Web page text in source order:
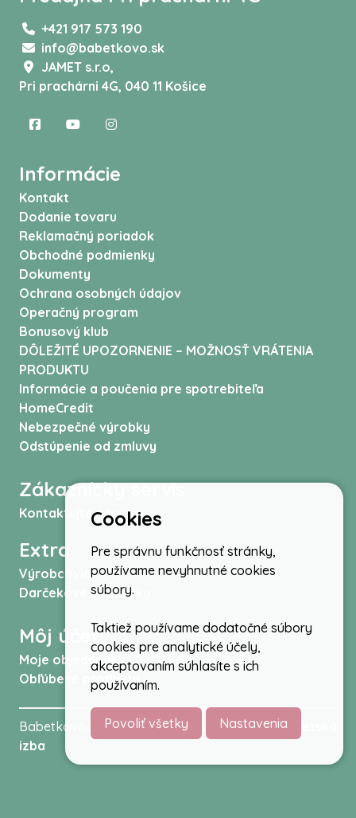
+421 917 573 190
info@babetkovo.sk
JAMET s.r.o,
Pri prachárni 4G, 040 11 Košice
Informácie
Kontakt
Dodanie tovaru
Reklamačný poriadok
Obchodné podmienky
Dokumenty
Ochrana osobných údajov
Operačný program
Bonusový klub
DÔLEŽITÉ UPOZORNENIE – MOŽNOSŤ VRÁTENIA
PRODUKTU
Informácie a poučenia pre spotrebiteľa
HomeCredit
Nebezpečné výrobky
Odstúpenie od zmluvy
Zákaznícky servis
Kontaktujte nás
Extra
Výrobcovia
Darčekové poukážky
Môj účet
Moje objednávky
Obľúbené produkty
Babetkovo.sk © 2026 -Kočíky autosedačky,
izba
Cookies
Pre správnu funkčnosť stránky,
používame nevyhnutné cookies
súbory.
Taktiež používame dodatočné súbory
cookies pre analytické účely,
akceptovaním súhlasíte s ich
používaním.
Povoliť všetky Nastavenia